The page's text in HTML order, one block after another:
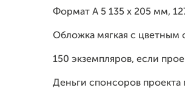
Формат А 5 135 х 205 мм,
Обложка мягкая с цветным
150 экземпляров, если
Деньги спонсоров проекта